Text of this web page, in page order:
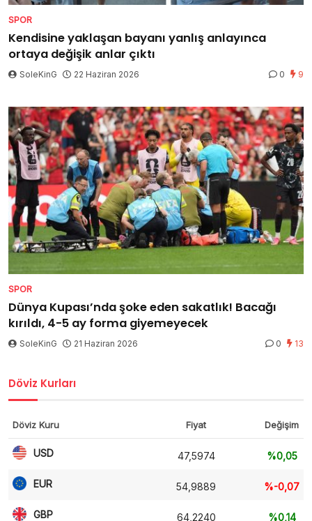
SPOR
Kendisine yaklaşan bayanı yanlış anlayınca
ortaya değişik anlar çıktı
SoleKinG 22 Haziran 2026 0 9
SPOR
Dünya Kupası’nda şoke eden sakatlık! Bacağı
kırıldı, 4-5 ay forma giyemeyecek
SoleKinG 21 Haziran 2026 0 13
Döviz Kurları
Döviz Kuru Fiyat Değişim
USD 47,5974 %0,05
EUR 54,9889 %-0,07
GBP 64,2240 %0,14